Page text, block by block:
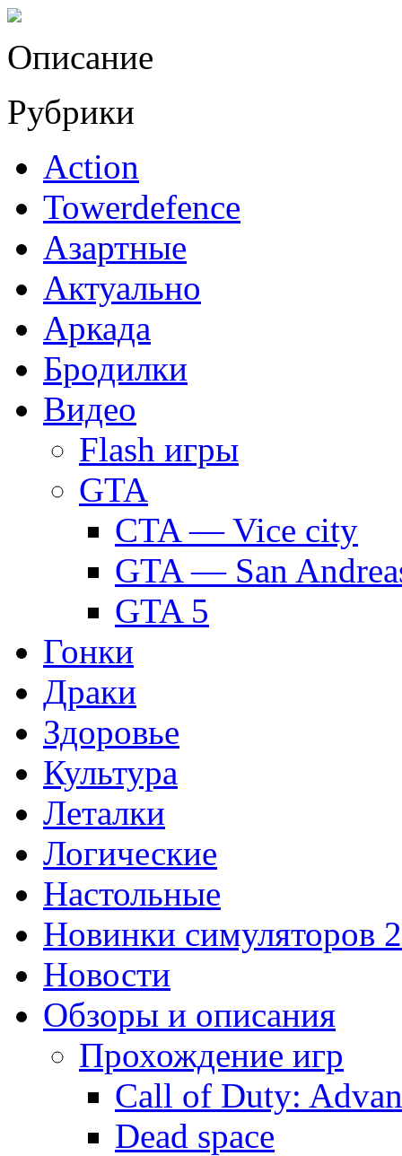
Описание
Рубрики
Action
Towerdefence
Азартные
Актуально
Аркада
Бродилки
Видео
Flash игры
GTA
CTA — Vice city
GTA — San
GTA 5
Гонки
Драки
Здоровье
Культура
Леталки
Логические
Настольные
Новинки симуляторов
Новости
Обзоры и описания
Прохождение игр
Call of Duty:
Dead space